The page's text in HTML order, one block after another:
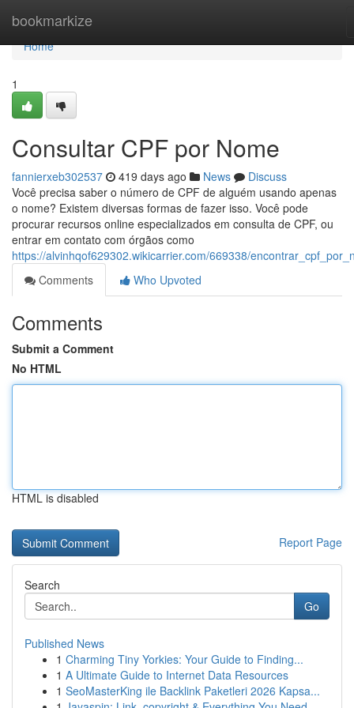
bookmarkize
Home
Home
1
Consultar CPF por Nome
fannierxeb302537 419 days ago News
Discuss
Você precisa saber o número de CPF de alguém usando apenas
o nome? Existem diversas formas de fazer isso. Você pode
procurar recursos online especializados em consulta de CPF, ou
entrar em contato com órgãos como
https://alvinhqof629302.wikicarrier.com/669338/
Comments
Who Upvoted
Comments
Submit a Comment
No HTML
HTML is disabled
Report Page
Search
Go
Published News
1 Charming Tiny Yorkies: Your Guide to Finding...
1 A Ultimate Guide to Internet Data Resources
1 SeoMasterKing ile Backlink Paketleri 2026 Kapsa...